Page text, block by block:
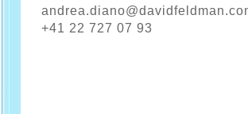
+41 22 727 07 93